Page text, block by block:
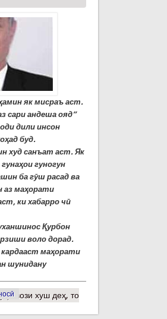
як мисраъ аст.
сари андеша ояд”
дили инсон
буд.
худ санъат аст. Як
гуногун
ба гӯш расад ва
аз маҳорати
ки хабарро чӣ
Қурбон
воло дорад.
маҳорати
шунидану
овози хуш деҳ, то